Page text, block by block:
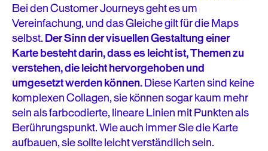
Bei den Customer Journeys geht es um
Vereinfachung, und das Gleiche gilt für die Maps
selbst.Der Sinn der visuellen Gestaltung einer
Karte besteht darin, dass es leicht ist, Themen zu
verstehen, die leicht hervorgehoben und
umgesetzt werden können.Diese Karten sind keine
komplexen Collagen, sie können sogar kaum mehr
sein als farbcodierte, lineare Linien mit Punkten als
Berührungspunkt. Wie auch immer Sie die Karte
aufbauen, sie sollte leicht verständlich sein.